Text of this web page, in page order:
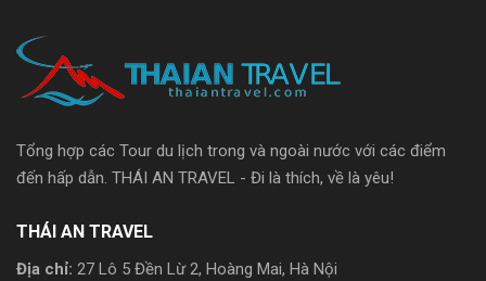
Tổng hợp các Tour du lịch trong và ngoài nước với các điểm
đến hấp dẫn. THÁI AN TRAVEL - Đi là thích, về là yêu!
THÁI AN TRAVEL
Địa chỉ: 27 Lô 5 Đền Lừ 2, Hoàng Mai, Hà Nội